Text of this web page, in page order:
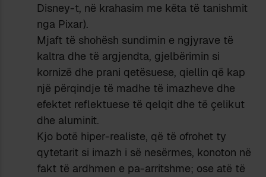
Disney-t, në krahasim me këta të tanishmit
nga Pixar).
Mjaft të shohësh sundimin e ngjyrave të
kaltra dhe të argjendta, gjelbërimin si
kornizë dhe prani qetësuese, qiellin që kap
një përqindje të madhe të imazheve dhe
efektet reflektuese të qelqit dhe të çelikut
dhe aluminit.
Kjo botë hiper-realiste, që të ofrohet ty
qytetarit si imazh i së nesërmes, konoton në
fakt të ardhmen e pa-arritshme; ose atë të